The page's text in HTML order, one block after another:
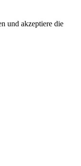
und akzeptiere die